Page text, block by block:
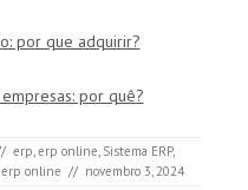
por que adquirir?
por quê?
erp,erp online, Sistema ERP,
erp online // novembro 3, 2024